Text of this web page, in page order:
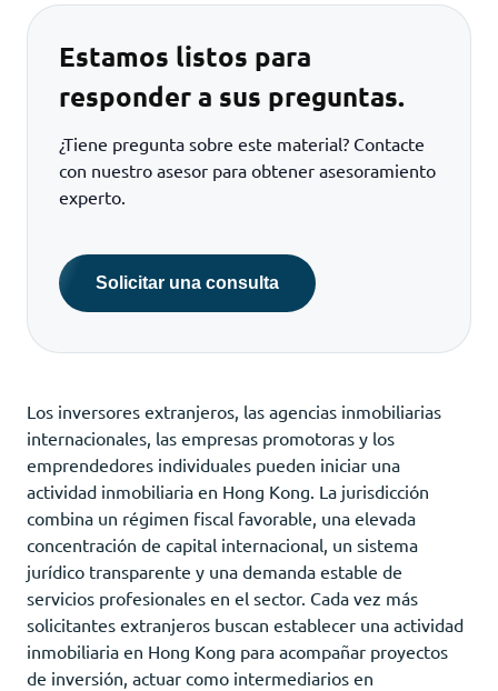
Estamos listos para
responder a sus preguntas.
¿Tiene pregunta sobre este material? Contacte
con nuestro asesor para obtener asesoramiento
experto.
Solicitar una consulta
Los inversores extranjeros, las agencias inmobiliarias
internacionales, las empresas promotoras y los
emprendedores individuales pueden iniciar una
actividad inmobiliaria en Hong Kong. La jurisdicción
combina un régimen fiscal favorable, una elevada
concentración de capital internacional, un sistema
jurídico transparente y una demanda estable de
servicios profesionales en el sector. Cada vez más
solicitantes extranjeros buscan establecer una actividad
inmobiliaria en Hong Kong para acompañar proyectos
de inversión, actuar como intermediarios en